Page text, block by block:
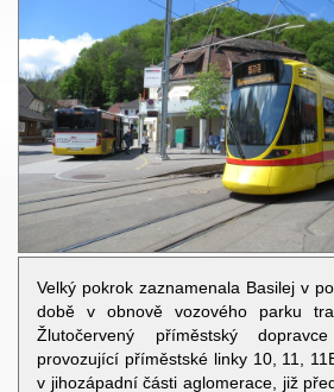
Velký pokrok zaznamenala Basilej v
době v obnově vozového parku
Žlutočervený příměstský
provozující příměstské linky 10, 11,
v jihozápadní části aglomerace, již